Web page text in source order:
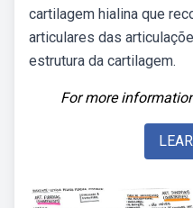
cartilagem hialina que
articulares das
estrutura da cartilagem.
For more